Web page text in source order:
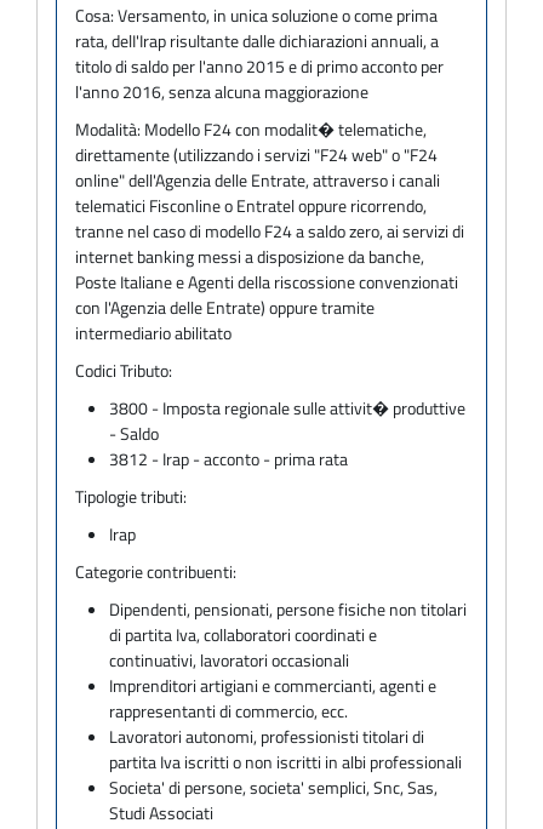
Cosa:Versamento, in unica soluzione o come prima
rata, delI'Irap risultante dalle dichiarazioni annuali, a
titolo di saldo per l'anno 2015 e di primo acconto per
l'anno 2016, senza alcuna maggiorazione
Modalità: Modello F24 con modalit� telematiche,
direttamente (utilizzando i servizi "F24 web" o "F24
online" dell'Agenzia delle Entrate, attraverso i canali
telematici Fisconline o Entratel oppure ricorrendo,
tranne nel caso di modello F24 a saldo zero, ai servizi di
internet banking messi a disposizione da banche,
Poste Italiane e Agenti della riscossione convenzionati
con l'Agenzia delle Entrate) oppure tramite
intermediario abilitato
Codici Tributo:
3800 - Imposta regionale sulle attivit� produttive
- Saldo
3812 - Irap - acconto - prima rata
Tipologie tributi:
Irap
Categorie contribuenti:
Dipendenti, pensionati, persone fisiche non titolari
di partita Iva, collaboratori coordinati e
continuativi, lavoratori occasionali
Imprenditori artigiani e commercianti, agenti e
rappresentanti di commercio, ecc.
Lavoratori autonomi, professionisti titolari di
partita Iva iscritti o non iscritti in albi professionali
Societa' di persone, societa' semplici, Snc, Sas,
Studi Associati